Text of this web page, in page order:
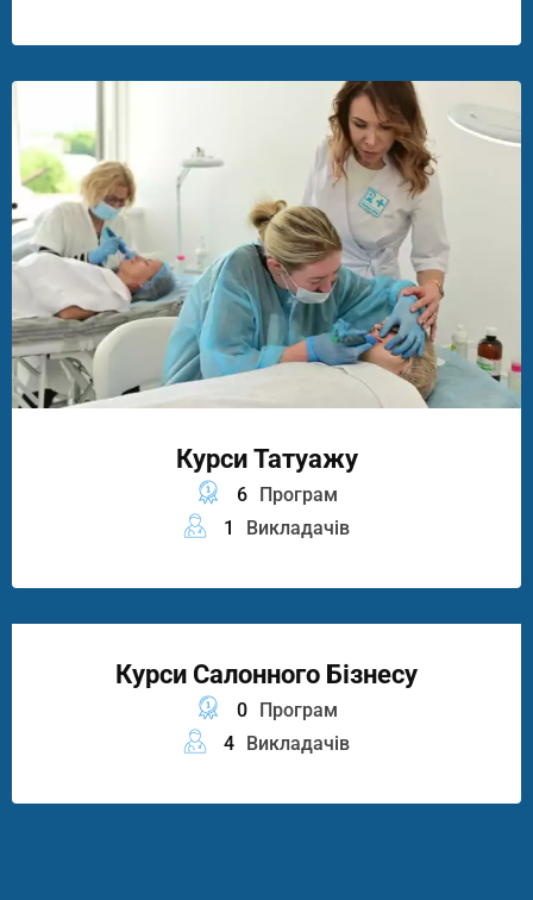
Курси Татуажу
6
Програм
1
Викладачів
Курси Салонного Бізнесу
0
Програм
4 Викладачів